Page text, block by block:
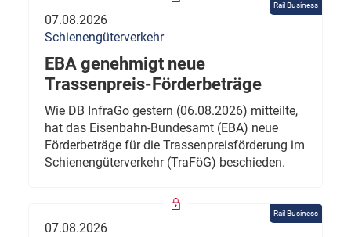
Rail Business
07.08.2026
Schienengüterverkehr
EBA genehmigt neue
Trassenpreis-Förderbeträge
Wie DB InfraGo gestern (06.08.2026) mitteilte,
hat das Eisenbahn-Bundesamt (EBA) neue
Förderbeträge für die Trassenpreisförderung im
Schienengüterverkehr (TraFöG) beschieden.
Rail Business
07.08.2026